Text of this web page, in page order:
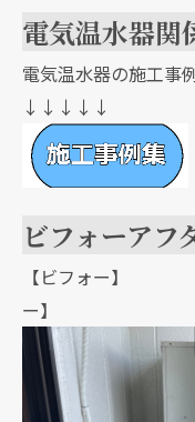
電気温水器関
電気温水器の施工事
↓↓↓↓↓
ビフォーアフ
【ビフ
ー】